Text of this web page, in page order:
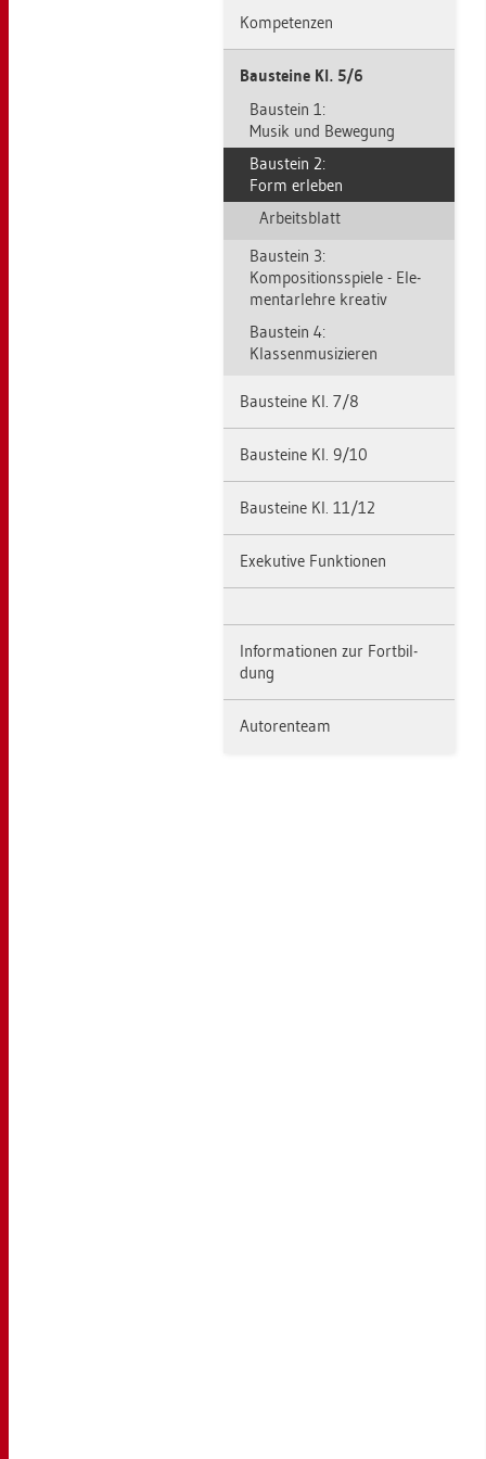
Kom­pe­ten­zen
Bau­stei­ne Kl. 5/6
Bau­stein 1:
Musik und Be­we­gung
Bau­stein 2:
Form er­le­ben
Ar­beits­blatt
Bau­stein 3:
Kom­po­si­ti­ons­spie­le - Ele­
men­tar­leh­re krea­tiv
Bau­stein 4:
Klas­sen­mu­si­zie­ren
Bau­stei­ne Kl. 7/8
Bau­stei­ne Kl. 9/10
Bau­stei­ne Kl. 11/12
Exe­ku­ti­ve Funk­tio­nen
In­for­ma­tio­nen zur Fort­bil­
dung
Au­to­ren­team